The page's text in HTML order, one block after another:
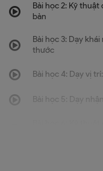
Bài học 2: Kỹ
bàn
Bài học 3: Dạy
thước
Bài học 4: Dạy vị
Bài học 5: Dạy